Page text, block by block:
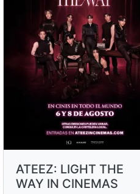
ATEEZ: LIGHT THE
WAY IN CINEMAS